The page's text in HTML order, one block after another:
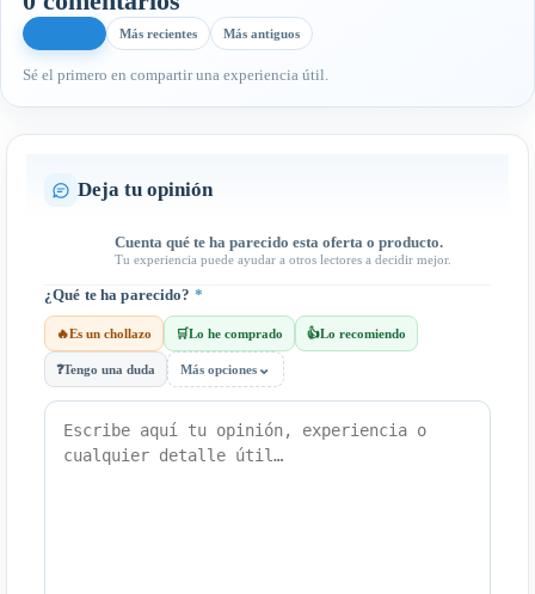
Más recientes Más antiguos
Sé el primero en compartir una experiencia útil.
Deja tu opinión
Cuenta qué te ha parecido esta oferta o producto.
Tu experiencia puede ayudar a otros lectores a decidir mejor.
¿Qué te ha parecido? *
🔥Es un chollazo 🛒Lo he comprado 👍Lo recomiendo
❓Tengo una duda Más opciones ⌄